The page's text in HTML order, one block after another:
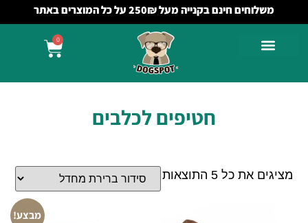
משלוחים חינם בקנייה מעל 250₪ על כל המוצרים באתר
0
חטיפים לכלבים
מציגים את כל ⁦5⁩ התוצאות
מבצע!